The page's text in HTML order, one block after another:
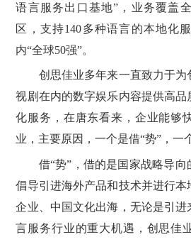
语言服务出口基地”，业务覆盖
区，支持140多种语言的本地化
内“全球50强”。
创思佳业多年来一直致力于为
视剧在内的数字娱乐内容提供高
化服务，在唐东看来，企业能够
业，主要原因，一个是借“势”，一
借“势”，借的是国家战略导向
倡导引进海外产品和技术并进行本
企业、中国文化出海，无论是引
言服务行业的重大机遇，创思佳